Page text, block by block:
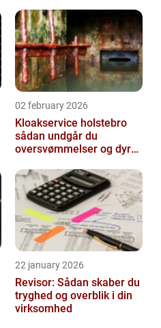
02 february 2026
Kloakservice holstebro
sådan undgår du
oversvømmelser og dyre
22 january 2026
Revisor: Sådan skaber du
tryghed og overblik i din
virksomhed